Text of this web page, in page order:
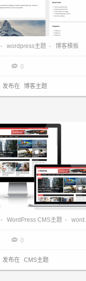
- wordpress主题 - 博客模板
 0
发布在 博客主题
一款杂志风的wordpress cms主题BMag分享
- WordPress CMS主题 - wordpress主题
 0
发布在 CMS主题